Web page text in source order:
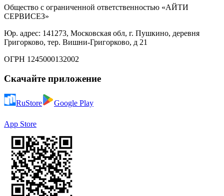
Общество с ограниченной ответственностью «АЙТИ
СЕРВИСЕЗ»
Юр. адрес: 141273, Московская обл, г. Пушкино, деревня
Григорково, тер. Вишни-Григорково, д 21
ОГРН 1245000132002
Скачайте приложение
RuStore Google Play
App Store